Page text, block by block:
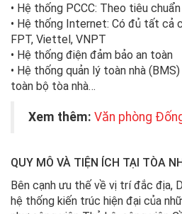
• Hệ thống PCCC: Theo tiêu
• Hệ thống Internet: Có đủ tất cả
FPT, Viettel, VNPT
• Hệ thống điện đảm bảo an toàn
• Hệ thống quản lý toàn nhà
toàn bộ tòa nhà…
Xem thêm: Văn phòng
QUY MÔ VÀ TIỆN ÍCH TẠI TÒA
Bên cạnh ưu thế về vị trí đắc địa,
hệ thống kiến trúc hiện đại của